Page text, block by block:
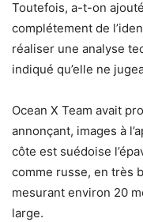
Toutefois, a-t-on
complétement de
réaliser une analyse
indiqué qu’elle ne
Ocean X Team avait
annonçant, images à
côte est suédoise
comme russe, en très
mesurant environ 20
large.